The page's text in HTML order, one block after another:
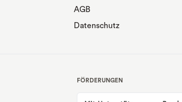
AGB
Datenschutz
FÖRDERUNGEN